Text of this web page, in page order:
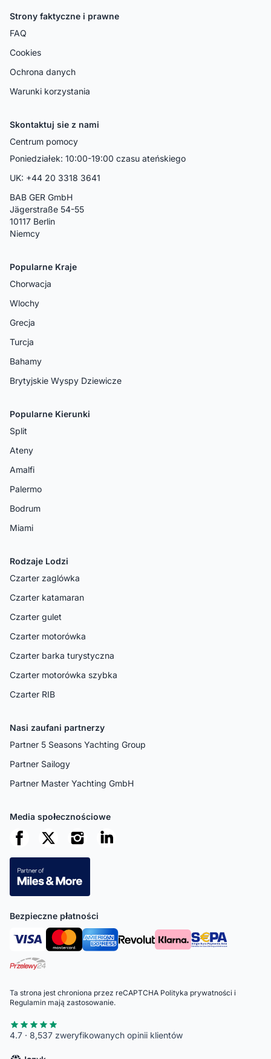
Strony faktyczne i prawne
FAQ
Cookies
Ochrona danych
Warunki korzystania
Skontaktuj sie z nami
Centrum pomocy
Poniedziałek: 10:00-19:00 czasu ateńskiego
UK: +44 20 3318 3641
BAB GER GmbH
Jägerstraße 54-55
10117 Berlin
Niemcy
Popularne Kraje
Chorwacja
Wlochy
Grecja
Turcja
Bahamy
Brytyjskie Wyspy Dziewicze
Popularne Kierunki
Split
Ateny
Amalfi
Palermo
Bodrum
Miami
Rodzaje Lodzi
Czarter zaglówka
Czarter katamaran
Czarter gulet
Czarter motorówka
Czarter barka turystyczna
Czarter motorówka szybka
Czarter RIB
Nasi zaufani partnerzy
Partner 5 Seasons Yachting Group
Partner Sailogy
Partner Master Yachting GmbH
Media społecznościowe
Bezpieczne płatności
Ta strona jest chroniona przez reCAPTCHA Polityka prywatności i
Regulamin mają zastosowanie.
4.7 · 8,537 zweryfikowanych opinii klientów